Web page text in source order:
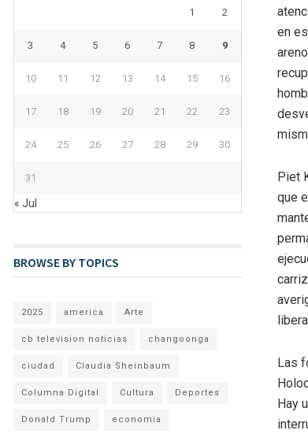
en
Piet
que
Las
Hay
1 2
3 4 5 6 7 8 9
10 11 12 13 14 15 16
17 18 19 20 21 22 23
24 25 26 27 28 29 30
31
« Jul
BROWSE BY TOPICS
2025 america Arte
cb television noticias changoonga
ciudad Claudia Sheinbaum
Columna Digital Cultura Deportes
Donald Trump economia